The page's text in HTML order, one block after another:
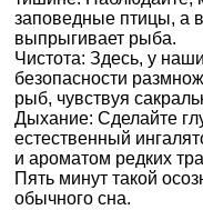
заповедные птицы, а
выпрыгивает рыба.
Чистота: Здесь, у
безопасности
рыб, чувствуя
Дыхание: Сделайте
естественный
и ароматом редких
Пять минут такой
обычного сна.